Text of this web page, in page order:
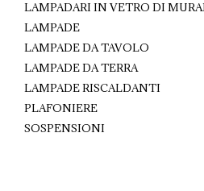
LAMPADARI IN VETRO DI
LAMPADE
LAMPADE DA TAVOLO
LAMPADE DA TERRA
LAMPADE RISCALDANTI
PLAFONIERE
SOSPENSIONI